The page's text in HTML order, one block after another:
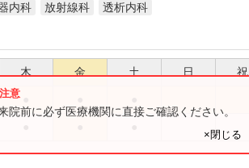
内科 放射線科 透析内科
木 金 土 日 祝
前に必ず医療機関に直接ご確認ください。
×閉じる